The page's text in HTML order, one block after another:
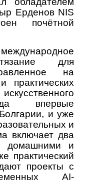
Ерденов NIS
почётной
для
на
практических
впервые
и уже
и
включает два
домашними и
практический
проекты с
AI-